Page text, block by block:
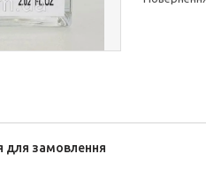
для замовлення